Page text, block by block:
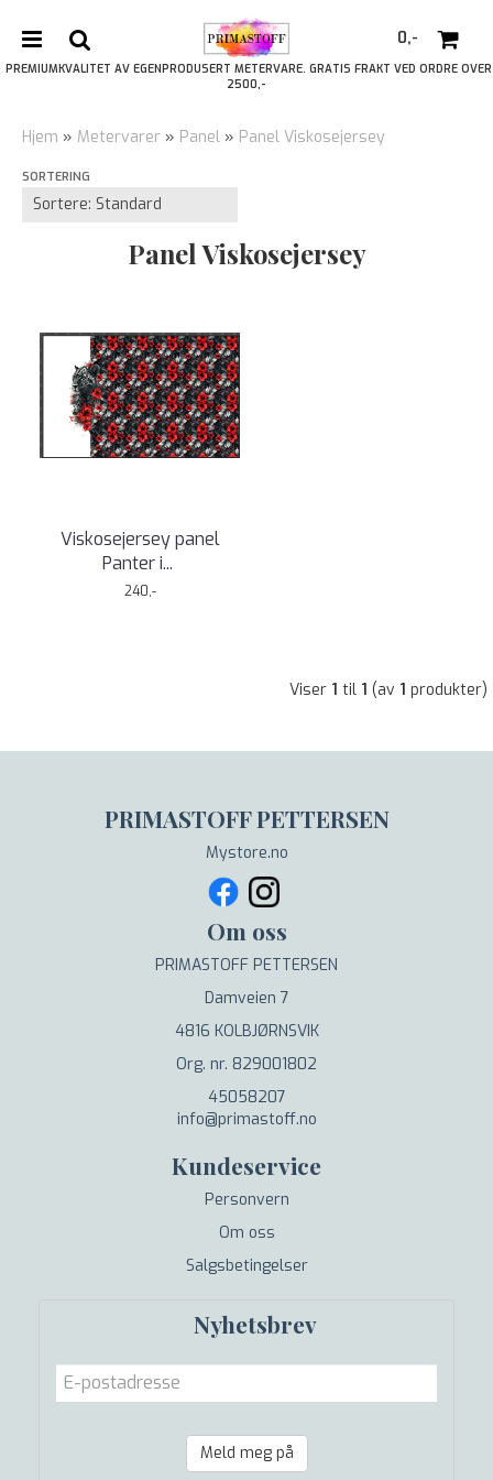
0,-
PREMIUMKVALITET AV EGENPRODUSERT METERVARE. GRATIS FRAKT VED ORDRE OVER
2500,-
Hjem » Metervarer » Panel » Panel Viskosejersey
SORTERING
Panel Viskosejersey
Viskosejersey panel
Panter i...
240,-
Viser 1 til 1 (av 1 produkter)
PRIMASTOFF PETTERSEN
Mystore.no
Om oss
PRIMASTOFF PETTERSEN
Damveien 7
4816 KOLBJØRNSVIK
Org. nr. 829001802
45058207
info@primastoff.no
Kundeservice
Personvern
Om oss
Salgsbetingelser
Nyhetsbrev
Meld meg på